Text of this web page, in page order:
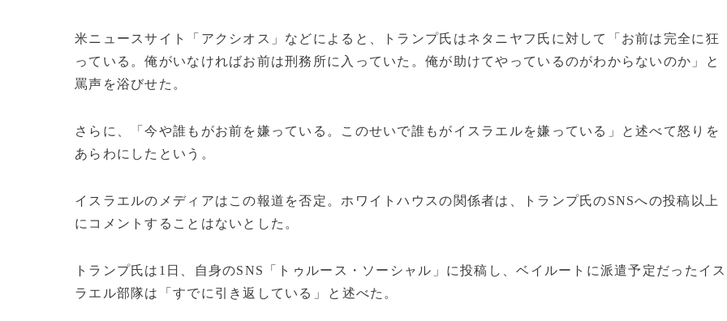
米ニュースサイト「アクシオス」などによると、トランプ氏はネタニヤフ氏に対して「お前は完全に狂
っている。俺がいなければお前は刑務所に入っていた。俺が助けてやっているのがわからないのか」と
罵声を浴びせた。
さらに、「今や誰もがお前を嫌っている。このせいで誰もがイスラエルを嫌っている」と述べて怒りを
あらわにしたという。
イスラエルのメディアはこの報道を否定。ホワイトハウスの関係者は、トランプ氏のSNSへの投稿以上
にコメントすることはないとした。
トランプ氏は1日、自身のSNS「トゥルース・ソーシャル」に投稿し、ベイルー​トに派遣予定だったイス
ラエル部隊は「すでに引き返して‌いる」⁠と述べた。